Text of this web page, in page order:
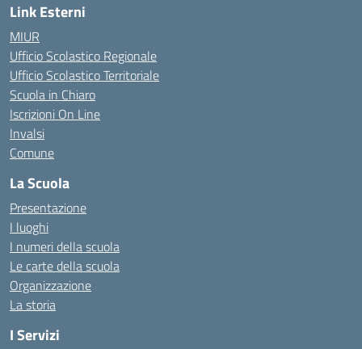
Link Esterni
MIUR
Ufficio Scolastico Regionale
Ufficio Scolastico Territoriale
Scuola in Chiaro
Iscrizioni On Line
Invalsi
Comune
La Scuola
Presentazione
I luoghi
I numeri della scuola
Le carte della scuola
Organizzazione
La storia
I Servizi